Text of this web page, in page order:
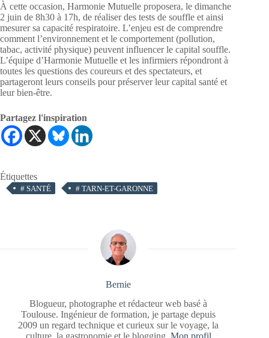
À cette occasion, Harmonie Mutuelle proposera, le dimanche
2 juin de 8h30 à 17h, de réaliser des tests de souffle et ainsi
mesurer sa capacité respiratoire. L’enjeu est de comprendre
comment l’environnement et le comportement (pollution,
tabac, activité physique) peuvent influencer le capital souffle.
L’équipe d’Harmonie Mutuelle et les infirmiers répondront à
toutes les questions des coureurs et des spectateurs, et
partageront leurs conseils pour préserver leur capital santé et
leur bien-être.
Partagez l'inspiration
Étiquettes
# SANTÉ # TARN-ET-GARONNE
Bernie
Blogueur, photographe et rédacteur web basé à
Toulouse. Ingénieur de formation, je partage depuis
2009 un regard technique et curieux sur le voyage, la